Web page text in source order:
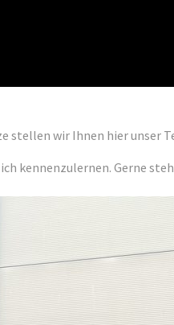
stellen wir Ihnen hier unser
kennenzulernen. Gerne